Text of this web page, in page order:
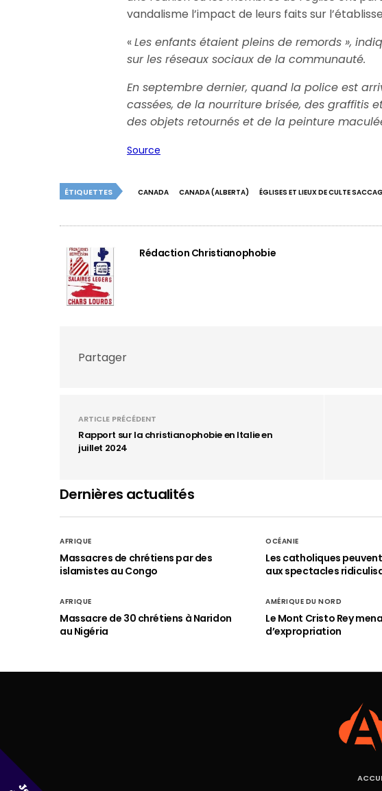
vandalisme l’impact de leurs faits sur
«Les enfants étaient pleins de remords »,
sur les réseaux sociaux de la communauté.
En septembre dernier, quand la police est
cassées, de la nourriture brisée, des graffitis
des objets retournés et de la peinture
Source
ÉTIQUETTES CANADA CANADA (ALBERTA) ÉGLISES ET LIEUX DE CULTE
Rédaction Christianophobie
Partager
ARTICLE PRÉCÉDENT
Rapport sur la christianophobie en Italie en
juillet 2024
Dernières actualités
AFRIQUE
Massacres de chrétiens par des
islamistes au Congo
OCÉANIE
Les catholiques
aux spectacles
AFRIQUE
Massacre de 30 chrétiens à Naridon
au Nigéria
AMÉRIQUE DU NORD
Le Mont Cristo Rey
d’expropriation